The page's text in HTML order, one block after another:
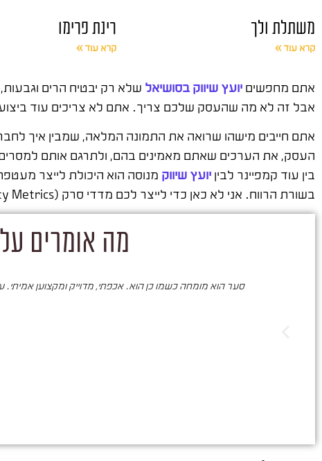
משתלת ולך
קרא עוד »
רינת פרימו
קרא עוד »
אתם מחפשיםיועץ שיווק בסושיאל שלא רק יבטיח הרים
אבל זה לא מה שהעסק שלכם צריך. אתם לא צריכים עוד
העסק, את הערכים שאתם מאמינים בהם, ולתרגם אותם
בין עוד קמפיינר לביןיועץ שיווק מנוסה הוא היכולת לייצר
בשורת הרווח. אני לא כאן כדי לייצר לכם מדדי סרק (Vanity Metrics), אני כאן כדי לייצר לכם צמיחה עסקית והתייעלות עסקית רחבה.
מה אומרים
סער הוא מומחה כשמו כן הוא. אכפתי, מדוייק ומקצוען אמיתי.